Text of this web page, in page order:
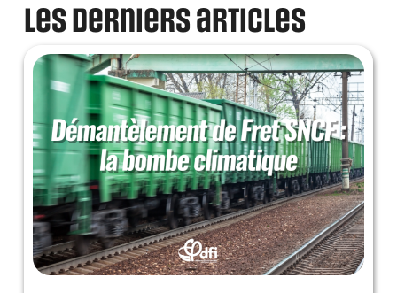
Les derniers articles